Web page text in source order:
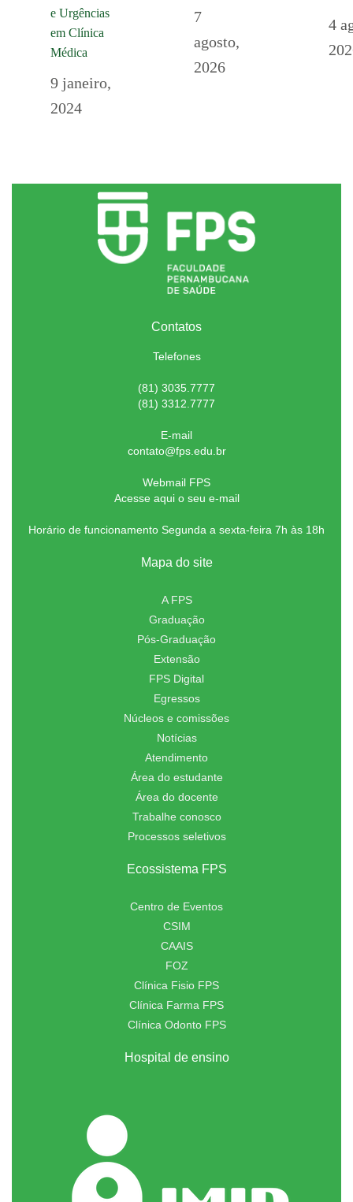
e Urgências
em Clínica
Médica
9 janeiro,
2024
7
agosto,
2026
4
Contatos
Telefones
(81) 3035.7777
(81) 3312.7777
E-mail
contato@fps.edu.br
Webmail FPS
Acesse aqui o seu e-mail
Horário de funcionamento Segunda a sexta-feira 7h às 18h
Mapa do site
A FPS
Graduação
Pós-Graduação
Extensão
FPS Digital
Egressos
Núcleos e comissões
Notícias
Atendimento
Área do estudante
Área do docente
Trabalhe conosco
Processos seletivos
Ecossistema FPS
Centro de Eventos
CSIM
CAAIS
FOZ
Clínica Fisio FPS
Clínica Farma FPS
Clínica Odonto FPS
Hospital de ensino